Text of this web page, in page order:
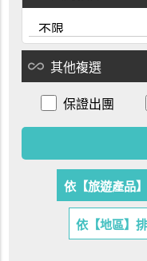
all_inclusive 其他複選
保證出團
依【旅遊產品
依【地區】